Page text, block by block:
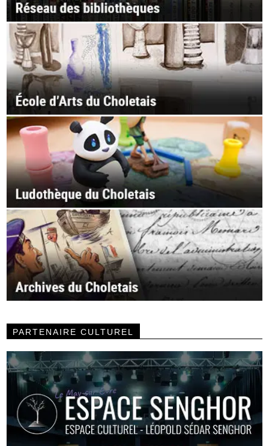
PARTENAIRE CULTUREL